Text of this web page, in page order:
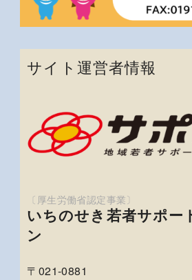
サイト運営者情報
いちのせき若者サポー
ン
〒021-0881